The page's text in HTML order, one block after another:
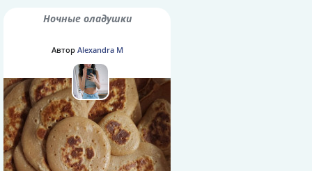
Ночные оладушки
Автор Alexandra M